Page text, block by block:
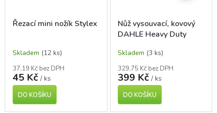
d
t
ů
Řezací mini nožík Stylex
Skladem (12 ks)
37,19 Kč bez DPH
45 Kč / ks
DO KOŠÍKU
Nůž vysouvací, kovový
DAHLE Heavy Duty
Skladem (3 ks)
329,75 Kč bez DPH
399 Kč / ks
DO KOŠÍKU